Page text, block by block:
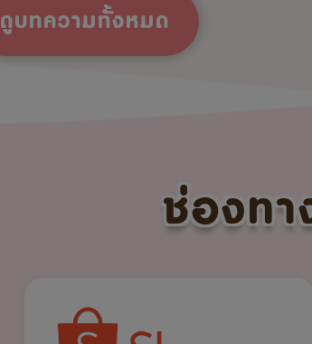
ดูบทความทั้งหมด
ช่องท